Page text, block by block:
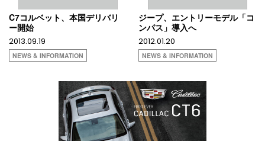
C7コルベット、本国デリバリ
ー開始
2013.09.19
NEWS & INFORMATION
ジープ、エントリーモデル「コ
ンパス」導入へ
2012.01.20
NEWS & INFORMATION